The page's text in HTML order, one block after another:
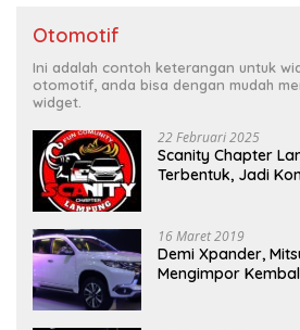
Otomotif
Ini adalah contoh keterangan untuk
otomotif, anda bisa dengan mudah
widget.
22 Februari 2025
Scanity Chapter
Terbentuk, Jadi
16 Maret 2019
Demi Xpander,
Mengimpor